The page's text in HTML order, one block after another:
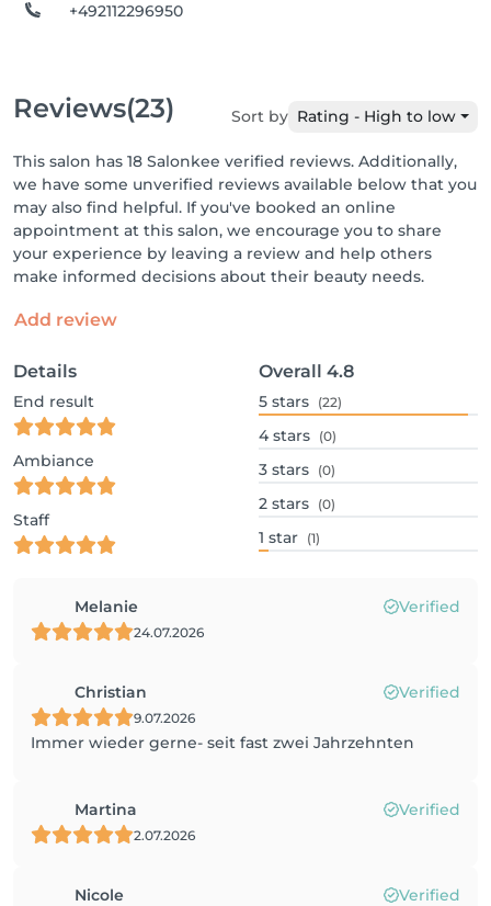
+492112296950
Reviews(23) Sort by Rating - High to low
This salon has 18 Salonkee verified reviews. Additionally,
we have some unverified reviews available below that you
may also find helpful. If you've booked an online
appointment at this salon, we encourage you to share
your experience by leaving a review and help others
make informed decisions about their beauty needs.
Add review
Details
End result
Ambiance
Staff
Overall 4.8
5 stars (22)
4 stars (0)
3 stars (0)
2 stars (0)
1 star (1)
Melanie Verified
24.07.2026
Christian Verified
9.07.2026
Immer wieder gerne- seit fast zwei Jahrzehnten
Martina Verified
2.07.2026
Nicole Verified